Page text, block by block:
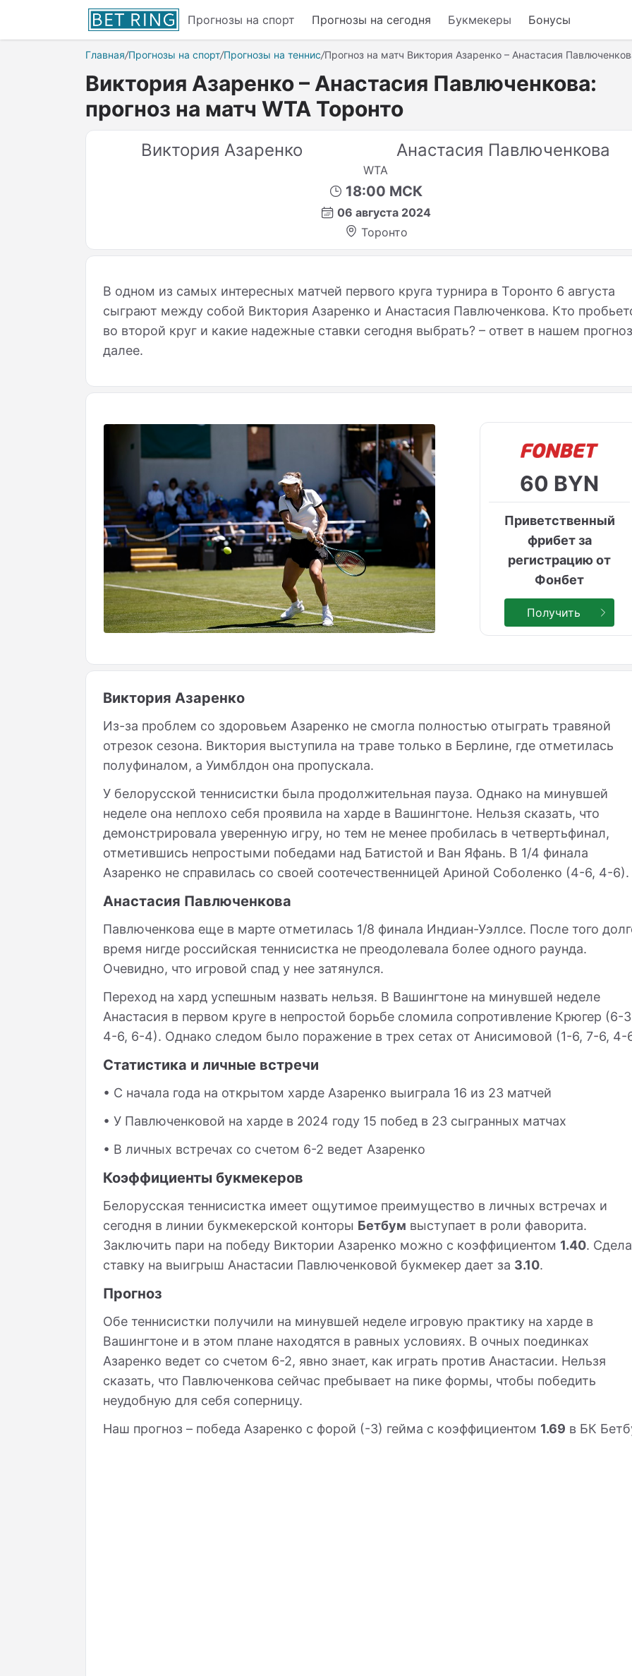
Прогнозы на спорт Прогнозы на сегодня Букмекеры Бонусы
Главная/Прогнозы на спорт/Прогнозы на теннис/Прогноз на матч Виктория Азаренко – Анастасия
Виктория Азаренко – Анастасия Павлюченкова:
прогноз на матч WTA Торонто
Виктория Азаренко Анастасия Павлюченкова
WTA
18:00 МСК
06 августа 2024
Торонто
В одном из самых интересных матчей первого круга турнира в Торонто 6 августа
сыграют между собой Виктория Азаренко и Анастасия Павлюченкова. Кто
во второй круг и какие надежные ставки сегодня выбрать? – ответ в нашем
далее.
60 BYN
Приветственный
фрибет за
регистрацию от
Фонбет
Получить
Виктория Азаренко
Из-за проблем со здоровьем Азаренко не смогла полностью отыграть травяной
отрезок сезона. Виктория выступила на траве только в Берлине, где отметилась
полуфиналом, а Уимблдон она пропускала.
У белорусской теннисистки была продолжительная пауза. Однако на минувшей
неделе она неплохо себя проявила на харде в Вашингтоне. Нельзя сказать, что
демонстрировала уверенную игру, но тем не менее пробилась в четвертьфинал,
отметившись непростыми победами над Батистой и Ван Яфань. В 1/4 финала
Азаренко не справилась со своей соотечественницей Ариной Соболенко (4-6, 4-6).
Анастасия Павлюченкова
Павлюченкова еще в марте отметилась 1/8 финала Индиан-Уэллсе. После того
время нигде российская теннисистка не преодолевала более одного раунда.
Очевидно, что игровой спад у нее затянулся.
Переход на хард успешным назвать нельзя. В Вашингтоне на минувшей неделе
Анастасия в первом круге в непростой борьбе сломила сопротивление Крюгер (6-
4-6, 6-4). Однако следом было поражение в трех сетах от Анисимовой (1-6, 7-6, 4-
Статистика и личные встречи
• С начала года на открытом харде Азаренко выиграла 16 из 23 матчей
• У Павлюченковой на харде в 2024 году 15 побед в 23 сыгранных матчах
• В личных встречах со счетом 6-2 ведет Азаренко
Коэффициенты букмекеров
Белорусская теннисистка имеет ощутимое преимущество в личных встречах и
сегодня в линии букмекерской конторы Бетбум выступает в роли фаворита.
Заключить пари на победу Виктории Азаренко можно с коэффициентом 1.40.
ставку на выигрыш Анастасии Павлюченковой букмекер дает за 3.10.
Прогноз
Обе теннисистки получили на минувшей неделе игровую практику на харде в
Вашингтоне и в этом плане находятся в равных условиях. В очных поединках
Азаренко ведет со счетом 6-2, явно знает, как играть против Анастасии. Нельзя
сказать, что Павлюченкова сейчас пребывает на пике формы, чтобы победить
неудобную для себя соперницу.
Наш прогноз – победа Азаренко с форой (-3) гейма с коэффициентом 1.69 в БК